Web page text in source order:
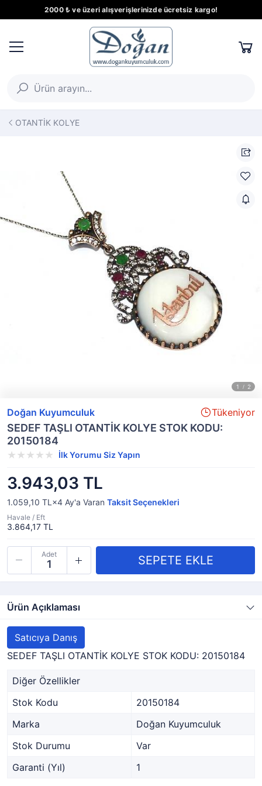
2000 ₺ ve üzeri alışverişlerinizde ücretsiz kargo!
OTANTİK KOLYE
Doğan Kuyumculuk Tükeniyor
SEDEF TAŞLI OTANTİK KOLYE STOK KODU:
20150184
İlk Yorumu Siz Yapın
3.943,03 TL
1.059,10 TL×4 Ay'a Varan Taksit Seçenekleri
Havale / Eft
3.864,17 TL
Adet
Ürün Açıklaması
Satıcıya Danış
SEDEF TAŞLI OTANTİK KOLYE STOK KODU: 20150184
Diğer Özellikler
Stok Kodu
20150184
Marka
Doğan Kuyumculuk
Stok Durumu
Var
Garanti (Yıl)
1